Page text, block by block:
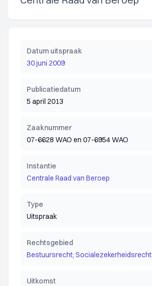
Datum uitspraak
30 juni 2009
Publicatiedatum
5 april 2013
Zaaknummer
07-6628 WAO en 07-6954 WAO
Instantie
Centrale Raad van Beroep
Type
Uitspraak
Rechtsgebied
Bestuursrecht; Socialezekerheidsrecht
Uitkomst